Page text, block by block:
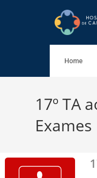
Home
17º TA
Exames